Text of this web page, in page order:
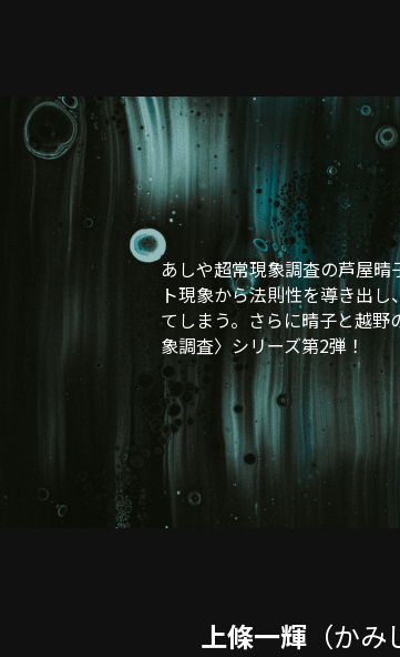
あしや超常現象調査の芦屋
ト現象から法則性を導き出
てしまう。さらに晴子と越野
象調査〉シリーズ第2弾！
上條一輝 （か